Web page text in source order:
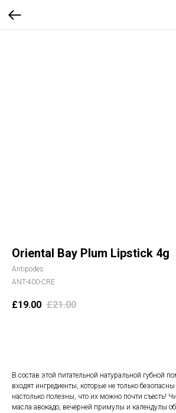
Oriental Bay Plum Lipstick 4g
Antipodes
ANT-400-CRE
£19.00 £21.00
В состав этой питательной натуральной губной
входят ингредиенты, которые не только
настолько полезны, что их можно почти съесть!
масла авокадо, вечерней примулы и календулы